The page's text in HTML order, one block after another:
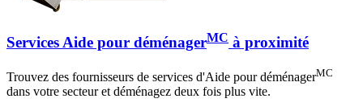
Services Aide pour déménagerMC à proximité
Trouvez des fournisseurs de services d'Aide pour déménagerMC
dans votre secteur et déménagez deux fois plus vite.